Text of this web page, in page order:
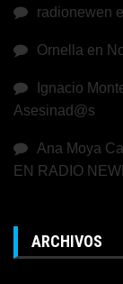
radionewen
Ornella en
Ignacio
Asesinad@s
Ana Moya
EN RADIO
ARCHIVOS